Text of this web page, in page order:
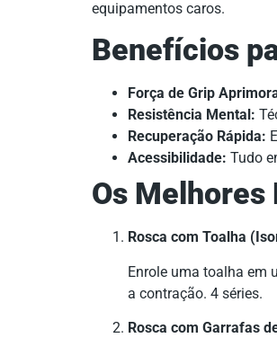
equipamentos caros.
Benefícios
Força de Grip
Resistência Mental:
Recuperação Rápida:
Acessibilidade: Tudo
Os Melhores
Rosca com Toalha
Enrole uma toalha em
a contração. 4 séries.
Rosca com Garrafas